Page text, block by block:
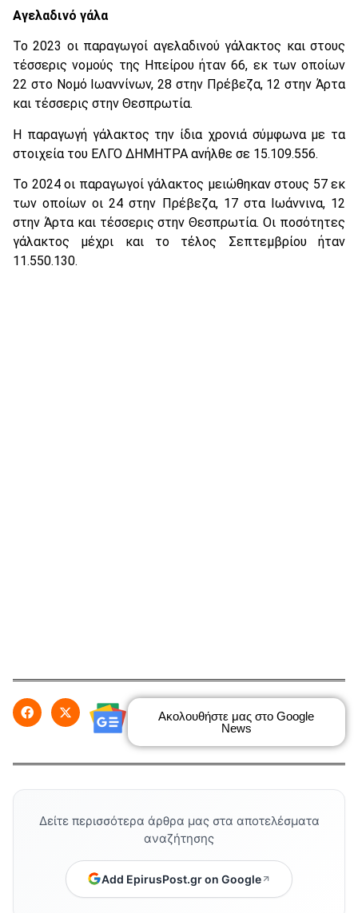
Αγελαδινό γάλα
Το 2023 οι παραγωγοί αγελαδινού γάλακτος και στους
τέσσερις νομούς της Ηπείρου ήταν 66, εκ των οποίων
22 στο Νομό Ιωαννίνων, 28 στην Πρέβεζα, 12 στην Άρτα
και τέσσερις στην Θεσπρωτία.
Η παραγωγή γάλακτος την ίδια χρονιά σύμφωνα με τα
στοιχεία του ΕΛΓΟ ΔΗΜΗΤΡΑ ανήλθε σε 15.109.556.
Το 2024 οι παραγωγοί γάλακτος μειώθηκαν στους 57 εκ
των οποίων οι 24 στην Πρέβεζα, 17 στα Ιωάννινα, 12
στην Άρτα και τέσσερις στην Θεσπρωτία. Οι ποσότητες
γάλακτος μέχρι και το τέλος Σεπτεμβρίου ήταν
11.550.130.
Ακολουθήστε μας στο Google
News
Δείτε περισσότερα άρθρα μας στα αποτελέσματα
αναζήτησης
Add EpirusPost.gr on Google